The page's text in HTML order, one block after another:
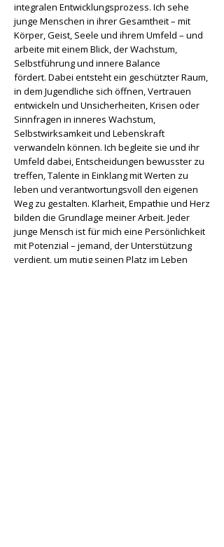
integralen Entwicklungsprozess. Ich sehe
junge Menschen in ihrer Gesamtheit – mit
Körper, Geist, Seele und ihrem Umfeld – und
arbeite mit einem Blick, der Wachstum,
Selbstführung und innere Balance
fördert. Dabei entsteht ein geschützter Raum,
in dem Jugendliche sich öffnen, Vertrauen
entwickeln und Unsicherheiten, Krisen oder
Sinnfragen in inneres Wachstum,
Selbstwirksamkeit und Lebenskraft
verwandeln können. Ich begleite sie und ihr
Umfeld dabei, Entscheidungen bewusster zu
treffen, Talente in Einklang mit Werten zu
leben und verantwortungsvoll den eigenen
Weg zu gestalten. Klarheit, Empathie und Herz
bilden die Grundlage meiner Arbeit. Jeder
junge Mensch ist für mich eine Persönlichkeit
mit Potenzial – jemand, der Unterstützung
verdient, um mutig seinen Platz im Leben